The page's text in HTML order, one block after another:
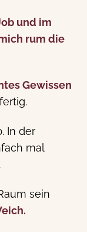
und im
rum die
Gewissen
In der
mal
sein